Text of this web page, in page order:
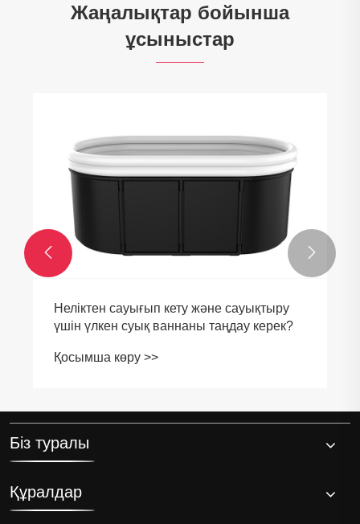
Жаңалықтар бойынша
ұсыныстар
Неліктен сауығып кету және сауықтыру
үшін үлкен суық ваннаны таңдау керек?
Қосымша көру >>
 
Біз туралы
Құралдар